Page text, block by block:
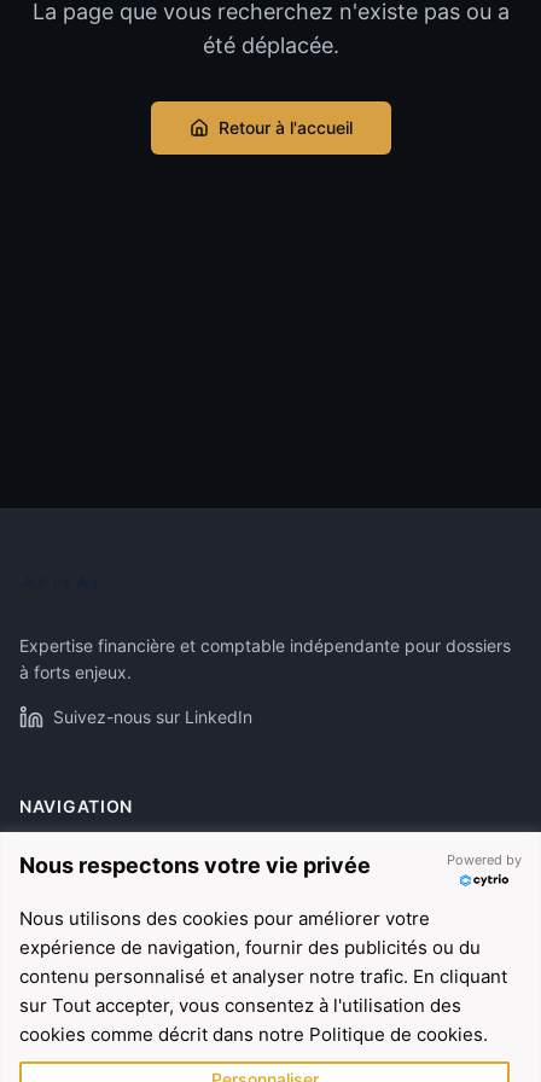
La page que vous recherchez n'existe pas ou a
été déplacée.
Retour à l'accueil
Expertise financière et comptable indépendante pour dossiers
à forts enjeux.
Suivez-nous sur LinkedIn
NAVIGATION
Références
Actualités
EXPERTISES
Nous respectons votre vie privée Powered by
Nous utilisons des cookies pour améliorer votre
expérience de navigation, fournir des publicités ou du
contenu personnalisé et analyser notre trafic. En cliquant
sur Tout accepter, vous consentez à l'utilisation des
cookies comme décrit dans notre Politique de cookies.